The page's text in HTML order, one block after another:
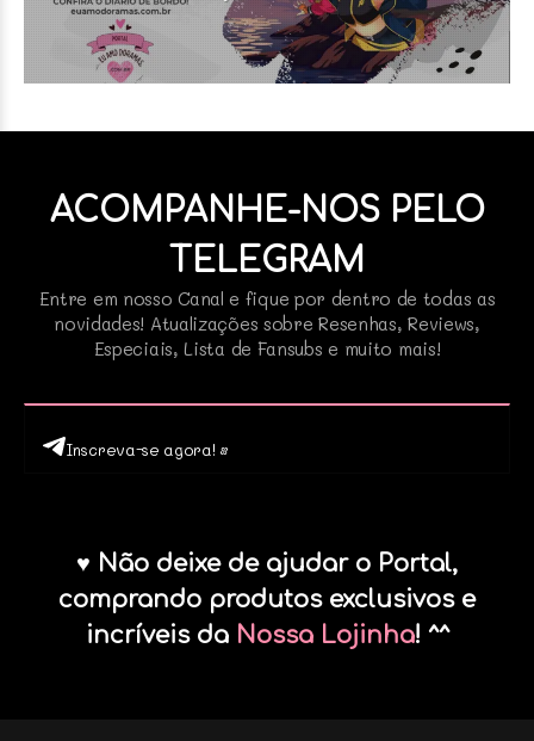
ACOMPANHE-NOS PELO
TELEGRAM
Entre em nosso Canal e fique por dentro de todas as
novidades! Atualizações sobre Resenhas, Reviews,
Especiais, Lista de Fansubs e muito mais!
Inscreva-se agora! •
♥ Não deixe de ajudar o Portal,
comprando produtos exclusivos e
incríveis da Nossa Lojinha! ^^